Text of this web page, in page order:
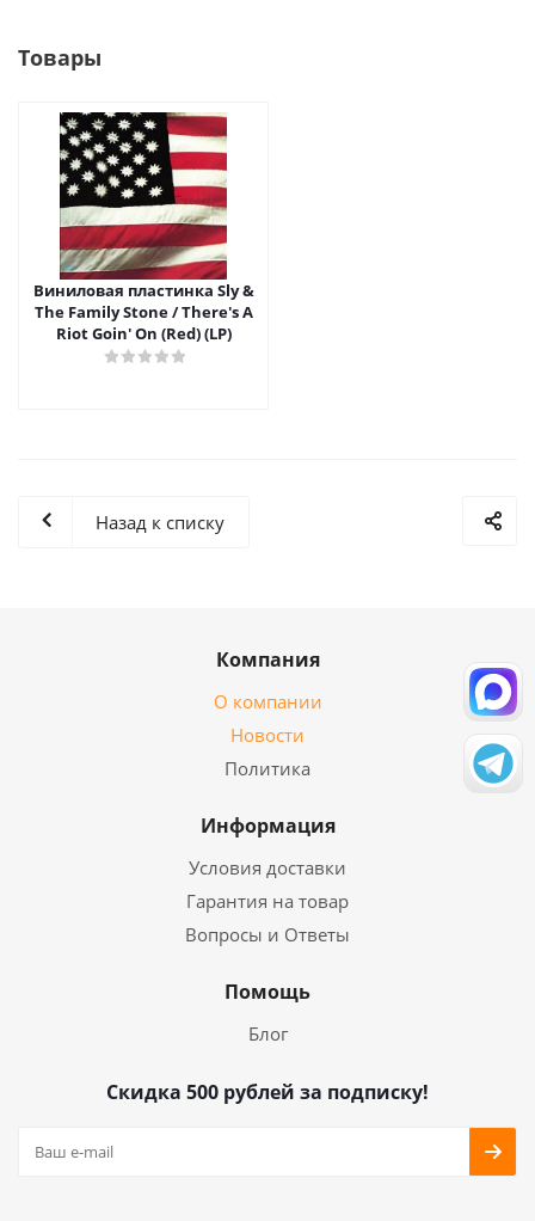
Товары
Виниловая пластинка Sly &
The Family Stone / There's A
Riot Goin' On (Red) (LP)
Назад к списку
Компания
О компании
Новости
Политика
Информация
Условия доставки
Гарантия на товар
Вопросы и Ответы
Помощь
Блог
Скидка 500 рублей за подписку!